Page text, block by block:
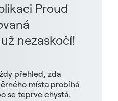
Proud
nezaskočí!
přehled, zda
místa probíhá
se teprve chystá.